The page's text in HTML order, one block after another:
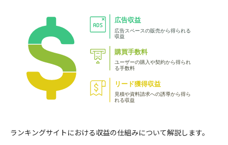
ランキングサイトにおける収益の仕組みについて解説します。